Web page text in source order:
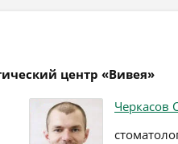
центр «Вивея»
Черкасов